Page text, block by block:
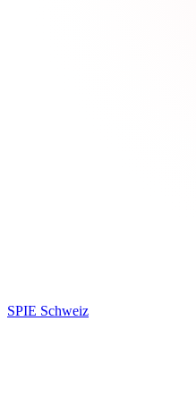
SPIE Schweiz